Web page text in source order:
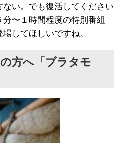
い。でも復活してください
〜１時間程度の特別番組
してほしいですね。
方へ「ブラタモ